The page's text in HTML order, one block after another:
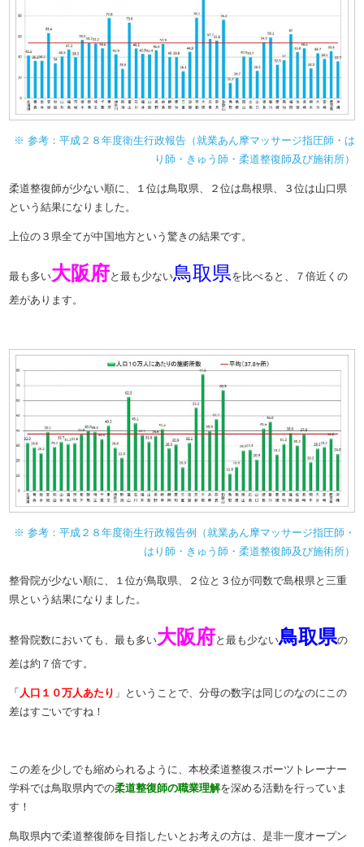
※ 参考：平成２８年度衛生行政報告（就業あん摩マッサージ指圧師・は
り師・きゅう師・柔道整復師及び施術所）
柔道整復師が少ない順に、１位は鳥取県、２位は島根県、３位は山口県
という結果になりました。
上位の３県全てが中国地方という驚きの結果です。
最も多い大阪府と最も少ない鳥取県を比べると、７倍近くの
差があります。
※ 参考：平成２８年度衛生行政報告例（就業あん摩マッサージ指圧師・
はり師・きゅう師・柔道整復師及び施術所）
整骨院が少ない順に、１位が鳥取県、２位と３位が同数で島根県と三重
県という結果になりました。
整骨院数においても、最も多い大阪府と最も少ない鳥取県の
差は約７倍です。
「 人口１０万人あたり 」ということで、分母の数字は同じのなのにこの
差はすごいですね！
この差を少しでも縮められるように、本校柔道整復スポーツトレーナー
学科では鳥取県内での柔道整復師の職業理解を深める活動を行っていま
す！
鳥取県内で柔道整復師を目指したいとお考えの方は、是非一度オープン